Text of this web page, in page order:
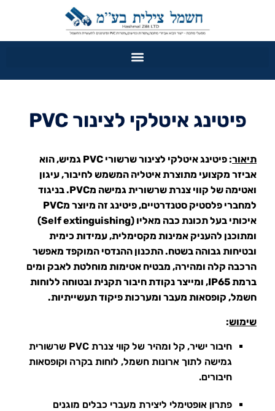
פיטינג איטלקי לצינור PVC
תיאור
: פיטינג איטלקי לצינור שרשורי PVC גמיש, הוא
אביזר מקצועי מתוצרת איטליה המשמש לחיבור, עיגון
ואטימה של קווי צנרת שרשורית גמישה מPVC. בניגוד
למחברי פלסטיק סטנדרטיים, פיטינג זה מיוצר מPVC
איכותי בעל תכונת כבה מאליו (Self extinguishing)
ומתוכנן להעניק אמינות מקסימלית, עמידות כימית
ובטיחות גבוהה בשטח. התכנון ההנדסי המוקפד מאפשר
הרכבה קלה ומהירה, מבטיח אטימות מוחלטת לאבק ומים
ברמת IP65, ומייצר נקודת חיבור תקנית ובטוחה ללוחות
חשמל, קופסאות מעבר ומערכות פיקוד תעשייתיות.
שימוש:
חיבור ישיר, קל ומהיר של קווי צנרת PVC שרשורית
גמישה לתוך ארונות חשמל, לוחות בקרה וקופסאות
חיבורים.
פתרון אופטימלי ליצירת מעברי כבלים מוגנים